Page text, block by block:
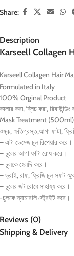
Share:
Description
Karseell Collagen
Karseell Collagen Hair
Formulated in Italy
100% Orginal Product
কালার করা, ব্লিচ করা,
Mask Treatment (500ml)
শুষ্ক, ক্ষতিগ্রস্ত,আগা ফাটা,
– এটা ডেমেজ চুল রিপেয়ার করে।
– চুলের আগা ফাটা রোধ করে।
– চুলকে হেলদি করে।
– ড্রাই, রাফ, ফ্রিজি চুল সফট
– চুলের জট রোধে সাহায্য করে।
-চুলকে ন্যাচারলি স্ট্রেইট করে।
Reviews (0)
Shipping & Delivery